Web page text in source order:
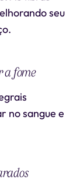
seu
fome
no sangue e